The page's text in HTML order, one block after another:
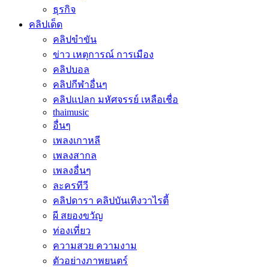
ธุรกิจ
คลิปเด็ด
คลิปขำขัน
ข่าว เหตุการณ์ การเมือง
คลิปบอล
คลิปกีฬาอื่นๆ
คลิปแปลก มหัศจรรย์ เหลือเชื่อ
thaimusic
อื่นๆ
เพลงเกาหลี
เพลงสากล
เพลงอื่นๆ
ละครทีวี
คลิปดารา คลิปบันเทิงวาไรตี้
ผี สยองขวัญ
ท่องเที่ยว
ความสวย ความงาม
ตัวอย่างภาพยนตร์